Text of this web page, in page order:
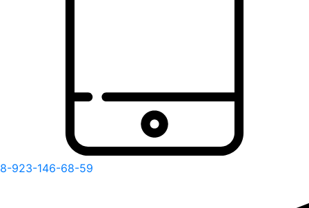
8-923-146-68-59